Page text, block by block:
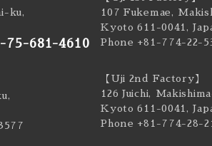
ku,
75-681-4610
107 Fukemae,
Kyoto 611-0041,
Phone +81-774-22-
【Uji 2nd Factory】
126 Juichi,
Kyoto 611-0041,
Phone +81-774-28-